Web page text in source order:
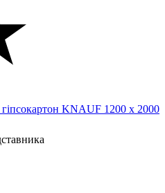
KNAUF 1200 х 2000